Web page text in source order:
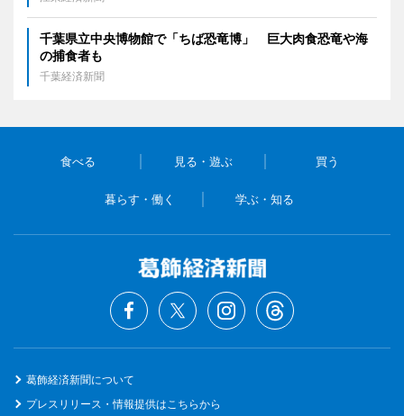
千葉県立中央博物館で「ちば恐竜博」 巨大肉食恐竜や海
の捕食者も
千葉経済新聞
食べる 見る・遊ぶ 買う
暮らす・働く 学ぶ・知る
葛飾経済新聞について
プレスリリース・情報提供はこちらから